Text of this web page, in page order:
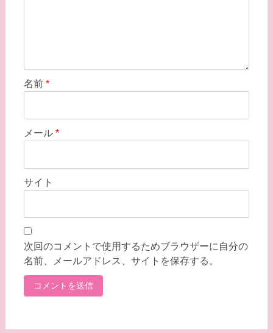
名前 *
メール *
サイト
次回のコメントで使用するためブラウザーに自分の
名前、メールアドレス、サイトを保存する。